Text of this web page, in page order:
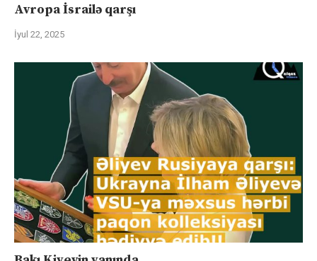
Avropa İsrailə qarşı
İyul 22, 2025